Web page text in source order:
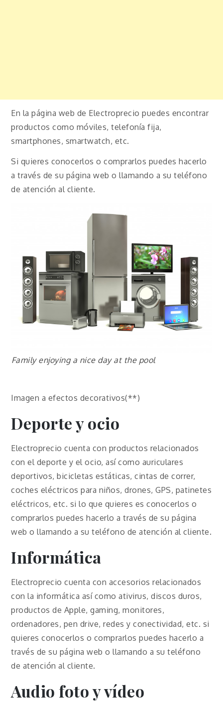
En la página web de Electroprecio puedes encontrar
productos como móviles, telefonía fija,
smartphones, smartwatch, etc.
Si quieres conocerlos o comprarlos puedes hacerlo
a través de su página web o llamando a su teléfono
de atención al cliente.
Family enjoying a nice day at the pool
Imagen a efectos decorativos(**)
Deporte y ocio
Electroprecio cuenta con productos relacionados
con el deporte y el ocio, así como auriculares
deportivos, bicicletas estáticas, cintas de correr,
coches eléctricos para niños, drones, GPS, patinetes
eléctricos, etc. si lo que quieres es conocerlos o
comprarlos puedes hacerlo a través de su página
web o llamando a su teléfono de atención al cliente.
Informática
Electroprecio cuenta con accesorios relacionados
con la informática así como ativirus, discos duros,
productos de Apple, gaming, monitores,
ordenadores, pen drive, redes y conectividad, etc. si
quieres conocerlos o comprarlos puedes hacerlo a
través de su página web o llamando a su teléfono
de atención al cliente.
Audio foto y vídeo